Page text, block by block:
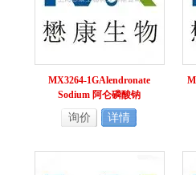
MX3264-1GAlendronate
Sodium 阿仑磷酸钠
询价 详情